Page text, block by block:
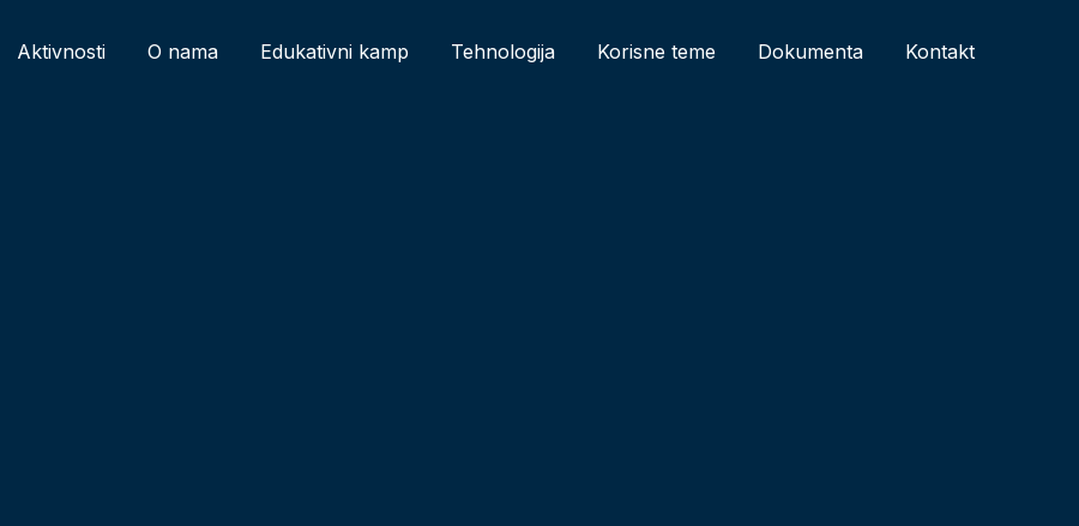
Aktivnosti O nama Edukativni kamp Tehnologija Korisne teme Dokumenta Kontakt